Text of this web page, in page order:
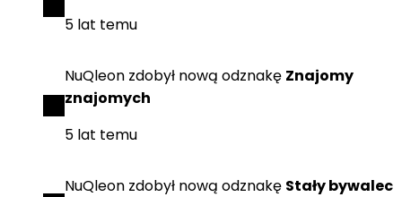
5 lat temu
NuQleon zdobył nową odznakę Znajomy
znajomych
5 lat temu
NuQleon zdobył nową odznakę Stały bywalec